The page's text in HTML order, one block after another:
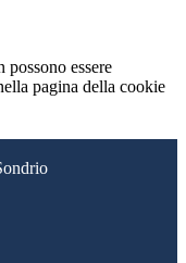
essere
pagina della cookie